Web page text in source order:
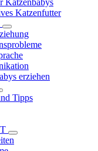
Katzenbabys
Katzenfutter
erziehen
Tipps